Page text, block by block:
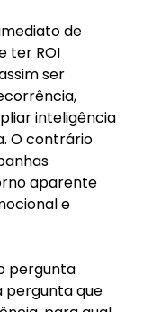
de
ter ROI
ser
inteligência
O contrário
aparente
e
pergunta
pergunta que